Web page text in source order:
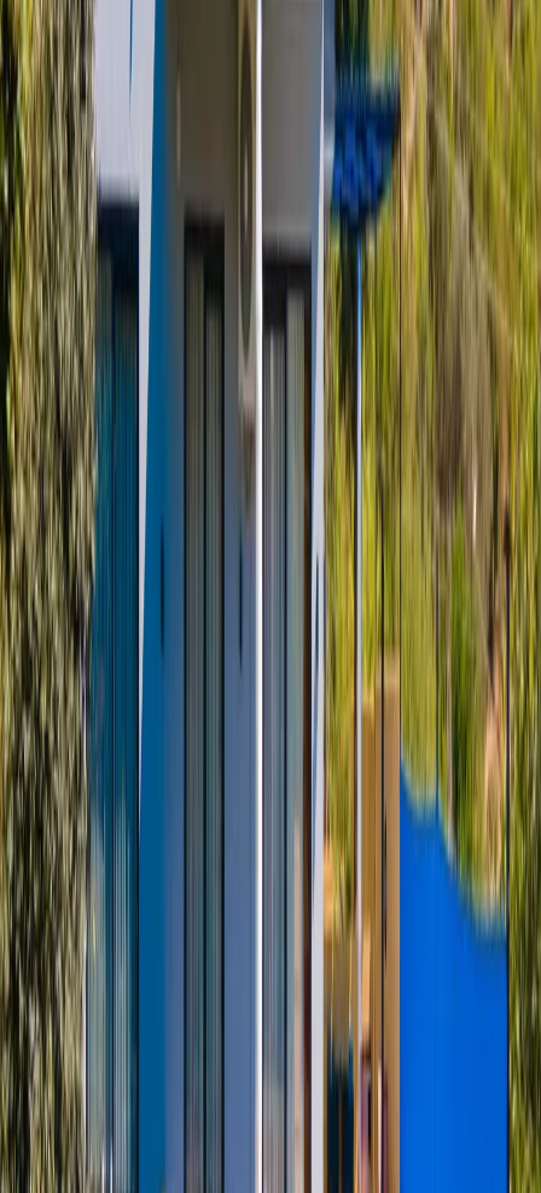
1.Yatak Odası:
Çift kişilik yatak, komodin, klima, elbise dolabı,
makyaj masası, banyo ve tuvalet bulunmaktadır.
2.Yatak Odası:
2 adet tek kişilik yatak, komodin, klima, elbise
dolabı, makyaj masası, banyo ve tuvalet bulunmaktadır.
Başlangıç Fiyatı
₺5.000
gecelik en düşük fiyat
başlayan fiyatlarla
Resmi Belge
Kültür ve Turizm Bakanlığı
Belge No: 07-1867
Giriş - Çıkış Tarihi Tarih aralığı seçin
Yetişkin
Konaklama Kuralı
Minimum3
Rezerve Et
Hızlı İletişim
+90(242) 844-3312
+90(541) 844-3312
info@tatilvillasi.com.tr
Başlangıç Fiyatı
₺
5.000/geceden
başlayan fiyatlarla
Resmi Belge
Kültür ve Turizm Bakanlığı
Belge No:
Giriş - Çıkış Tarihi
Yetişkin Sayısı
Çocuk Sayısı